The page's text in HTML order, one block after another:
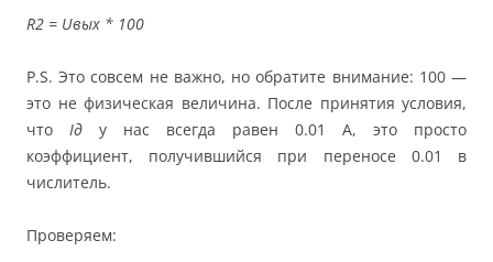
R2 = Uвых * 100
P.S. Это совсем не важно, но обратите внимание: 100 —
это не физическая величина. После принятия условия,
что Iд у нас всегда равен 0.01 А, это просто
коэффициент, получившийся при переносе 0.01 в
числитель.
Проверяем: